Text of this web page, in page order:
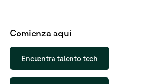
Comienza aquí
Encuentra talento tech